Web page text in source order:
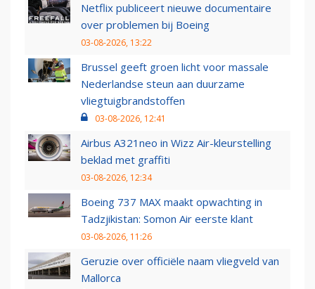
Netflix publiceert nieuwe documentaire
over problemen bij Boeing
03-08-2026, 13:22
Brussel geeft groen licht voor massale
Nederlandse steun aan duurzame
vliegtuigbrandstoffen
03-08-2026, 12:41
Airbus A321neo in Wizz Air-kleurstelling
beklad met graffiti
03-08-2026, 12:34
Boeing 737 MAX maakt opwachting in
Tadzjikistan: Somon Air eerste klant
03-08-2026, 11:26
Geruzie over officiële naam vliegveld van
Mallorca